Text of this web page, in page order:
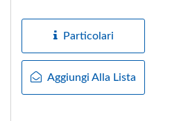
Particolari
Aggiungi Alla Lista